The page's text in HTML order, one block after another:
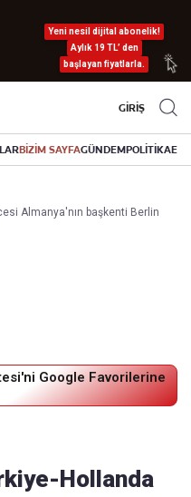
Yeni nesil dijital abonelik!
Aylık 19 TL’ den
başlayan fiyatlarla.
GİRİŞ
BİZİM SAYFAGÜNDEMPOLİTİKA
Almanya'nın başkenti Berlin
Google Favorilerine
Hollanda